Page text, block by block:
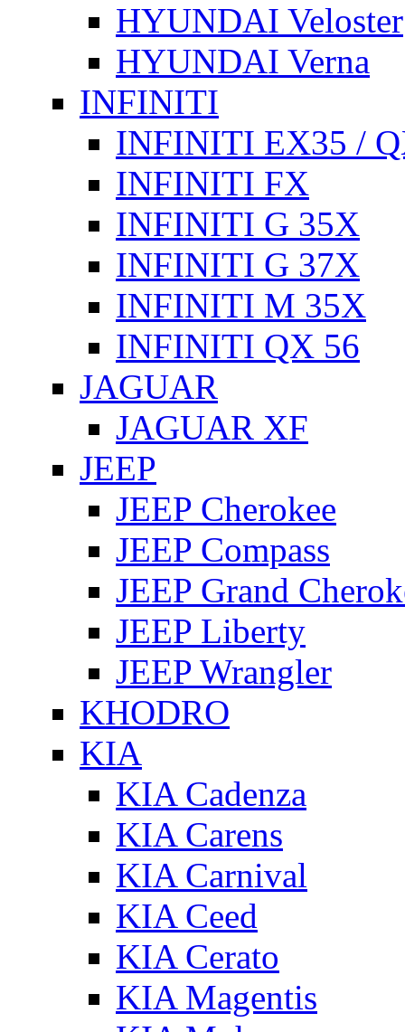
HYUNDAI Veloster
HYUNDAI Verna
INFINITI
INFINITI EX35 /
INFINITI FX
INFINITI G 35X
INFINITI G 37X
INFINITI M 35X
INFINITI QX 56
JAGUAR
JAGUAR XF
JEEP
JEEP Cherokee
JEEP Compass
JEEP Grand
JEEP Liberty
JEEP Wrangler
KHODRO
KIA
KIA Cadenza
KIA Carens
KIA Carnival
KIA Ceed
KIA Cerato
KIA Magentis